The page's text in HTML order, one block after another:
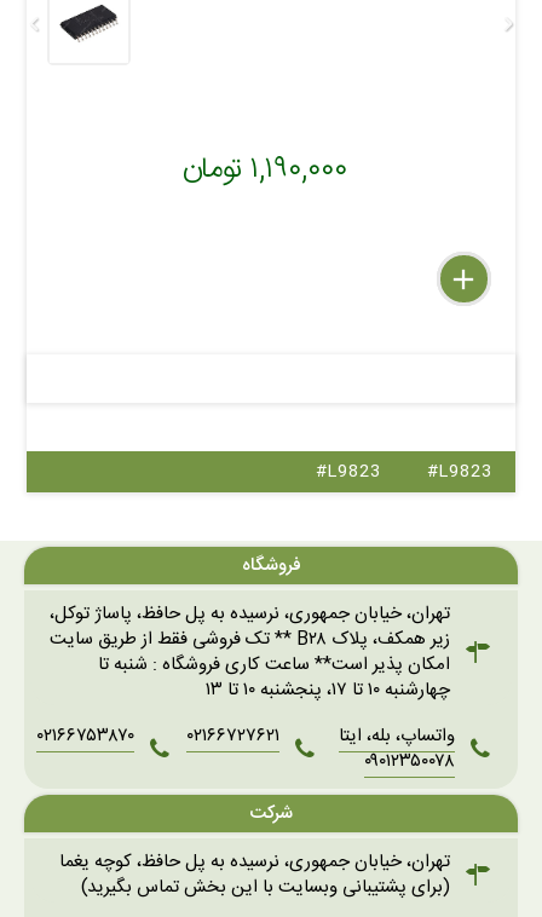
۱,۱۹۰,۰۰۰ تومان
delete
remove
add
#L9823
#L9823
فروشگاه
تهران، خیابان جمهوری، نرسیده به پل حافظ، پاساژ توکل،
زیر همکف، پلاک B۲۸ ** تک فروشی فقط از طریق سایت
امکان پذیر است** ساعت کاری فروشگاه : شنبه تا
چهارشنبه ۱۰ تا ۱۷، پنجشنبه ۱۰ تا ۱۳
واتساپ، بله، ایتا
۰۹۰۱۲۳۵۰۰۷۸
۰۲۱۶۶۷۲۷۶۲۱ ۰۲۱۶۶۷۵۳۸۷۰
شرکت
تهران، خیابان جمهوری، نرسیده به پل حافظ، کوچه یغما
(برای پشتیبانی وبسایت با این بخش تماس بگیرید)